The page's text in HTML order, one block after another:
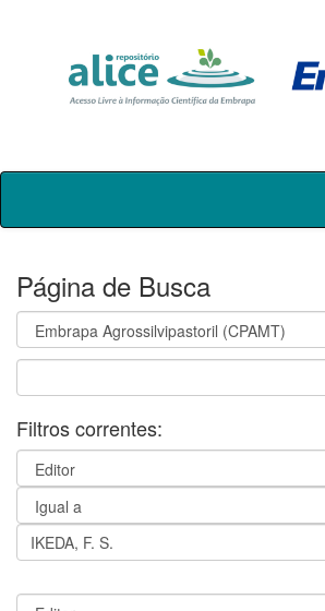
Skip
Página de Busca
Filtros correntes: